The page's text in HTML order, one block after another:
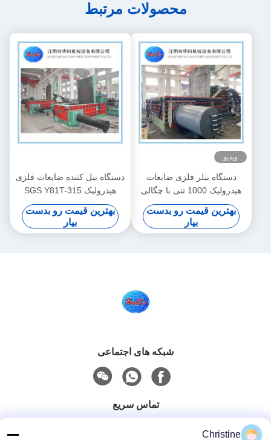
محصولات مرتبط
ویدیو
دستگاه بیلر فلزی ضایعات
هیدرولیک 1000 تنی با چگالی
بالا
بهترین قیمت رو بدست
بیار
دستگاه بیل کننده ضایعات فلزی
هیدرولیک SGS Y81T-315
بهترین قیمت رو بدست
بیار
شبکه های اجتماعی
تماس سریع
تلفن
Christine